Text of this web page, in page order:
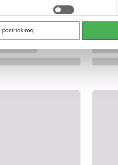
pasirinkimą